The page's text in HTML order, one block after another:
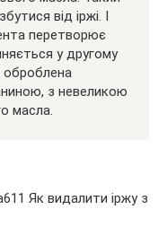
від іржі. І
перетворює
у другому
оброблена
з невеликою
масла.